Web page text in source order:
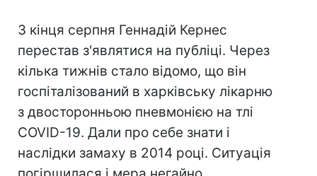
З кінця серпня Геннадій Кернес
перестав з'являтися на публіці. Через
кілька тижнів стало відомо, що він
госпіталізований в харківську лікарню
з двосторонньою пневмонією на тлі
COVID-19. Дали про себе знати і
наслідки замаху в 2014 році. Ситуація